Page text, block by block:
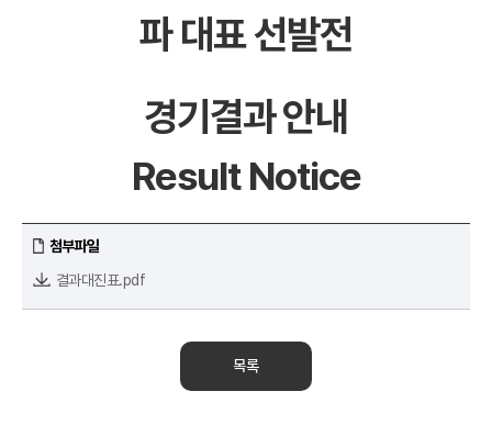
파 대표 선발전
경기결과 안내
Result Notice
첨부파일
결과대진표.pdf
목록